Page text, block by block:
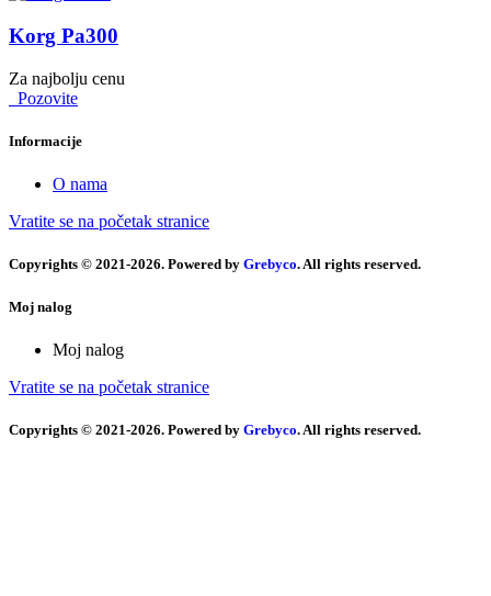
Korg Pa300
Za najbolju cenu
Pozovite
Informacije
O nama
Vratite se na početak stranice
Copyrights © 2021-2026. Powered by Grebyco. All rights reserved.
Moj nalog
Moj nalog
Vratite se na početak stranice
Copyrights © 2021-2026. Powered by Grebyco. All rights reserved.